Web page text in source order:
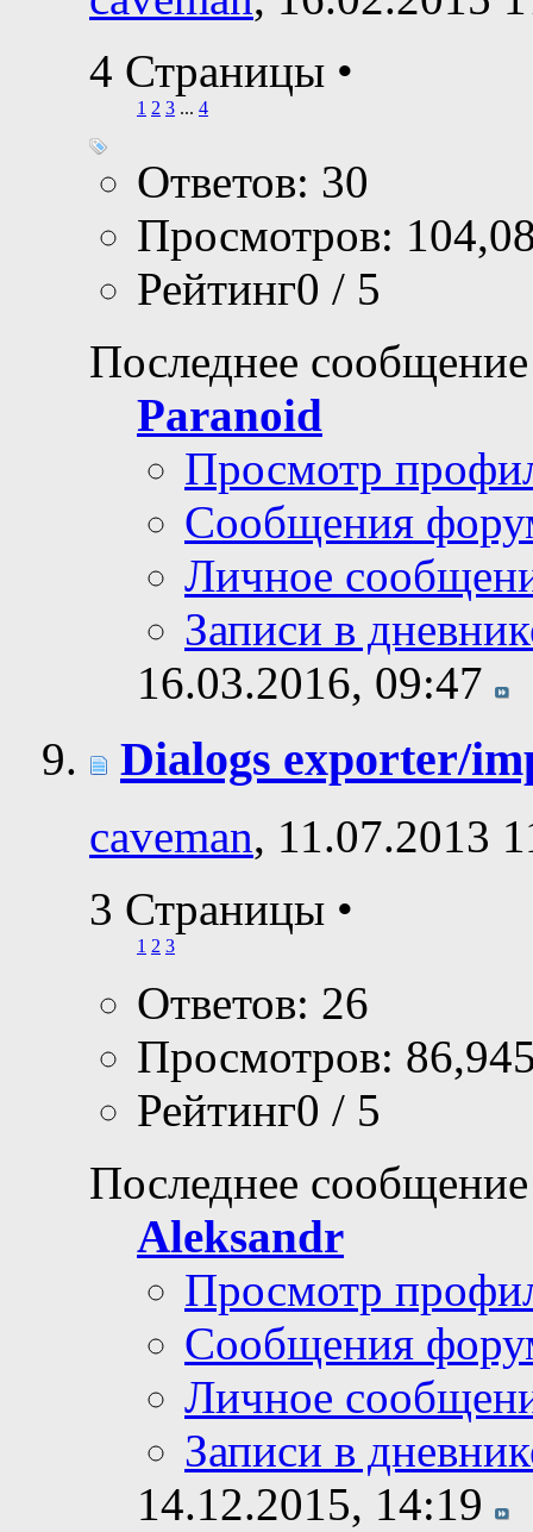
4 Страницы •
1 2 3 ... 4
Ответов: 30
Просмотров:
Рейтинг0 / 5
Последнее
Paranoid
Просмотр
Сообщения
Личное
Записи в
16.03.2016, 09:47
Dialogs exporter/
caveman, 11.07.2013
3 Страницы •
1 2 3
Ответов: 26
Просмотров:
Рейтинг0 / 5
Последнее
Aleksandr
Просмотр
Сообщения
Личное
Записи в
14.12.2015, 14:19